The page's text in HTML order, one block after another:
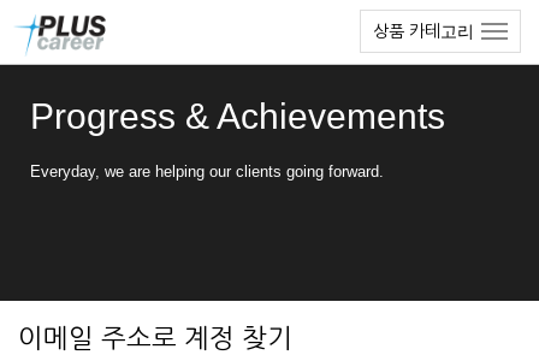
상품 카테고리
Progress & Achievements
Everyday, we are helping our clients going forward.
이메일 주소로 계정 찾기